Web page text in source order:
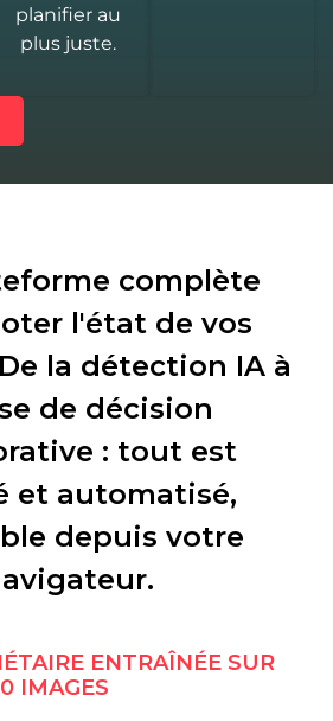
planifier au
plus juste.
complète
l'état de vos
la détection IA à
de décision
: tout est
et automatisé,
depuis votre
ENTRAÎNÉE SUR
IMAGES